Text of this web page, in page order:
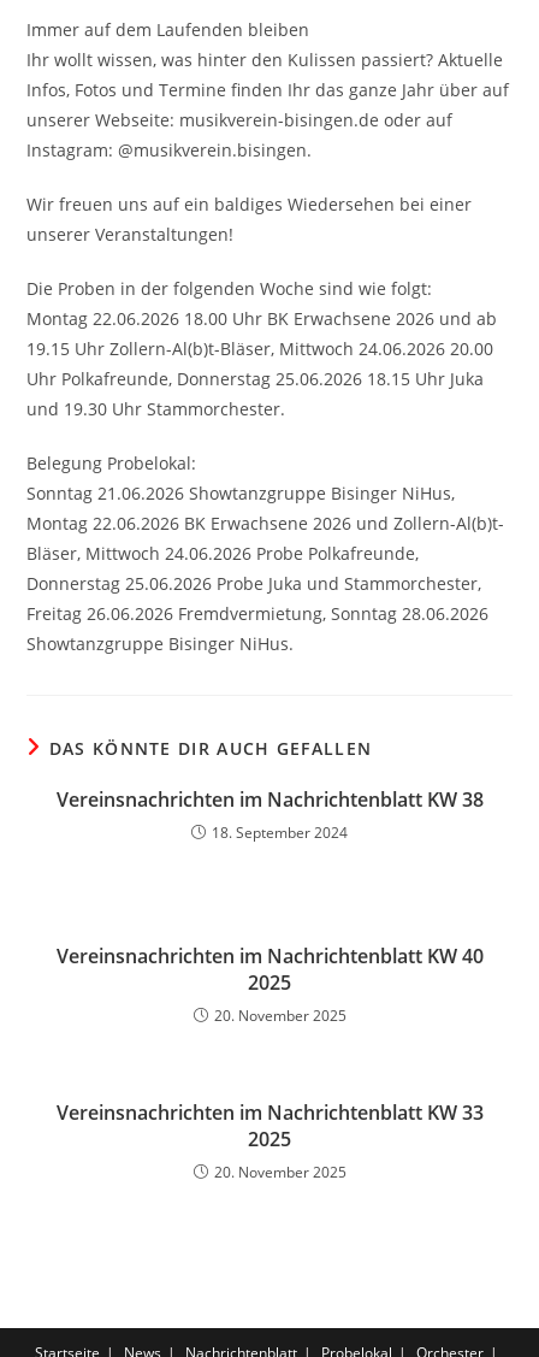
Immer auf dem Laufenden bleiben
Ihr wollt wissen, was hinter den Kulissen passiert? Aktuelle
Infos, Fotos und Termine finden Ihr das ganze Jahr über auf
unserer Webseite: musikverein-bisingen.de oder auf
Instagram: @musikverein.bisingen.
Wir freuen uns auf ein baldiges Wiedersehen bei einer
unserer Veranstaltungen!
Die Proben in der folgenden Woche sind wie folgt:
Montag 22.06.2026 18.00 Uhr BK Erwachsene 2026 und ab
19.15 Uhr Zollern-Al(b)t-Bläser, Mittwoch 24.06.2026 20.00
Uhr Polkafreunde, Donnerstag 25.06.2026 18.15 Uhr Juka
und 19.30 Uhr Stammorchester.
Belegung Probelokal:
Sonntag 21.06.2026 Showtanzgruppe Bisinger NiHus,
Montag 22.06.2026 BK Erwachsene 2026 und Zollern-Al(b)t-
Bläser, Mittwoch 24.06.2026 Probe Polkafreunde,
Donnerstag 25.06.2026 Probe Juka und Stammorchester,
Freitag 26.06.2026 Fremdvermietung, Sonntag 28.06.2026
Showtanzgruppe Bisinger NiHus.
DAS KÖNNTE DIR AUCH GEFALLEN
Vereinsnachrichten im Nachrichtenblatt KW 38
18. September 2024
Vereinsnachrichten im Nachrichtenblatt KW 40
2025
20. November 2025
Vereinsnachrichten im Nachrichtenblatt KW 33
2025
20. November 2025
Startseite News Nachrichtenblatt Probelokal Orchester